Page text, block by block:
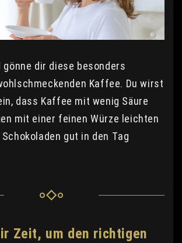
gönne dir diese besonders
Kaffee. Du wirst
dass Kaffee mit wenig Säure
mit einer feinen Würze leichten
gut in den Tag
Zeit, um den richtigen